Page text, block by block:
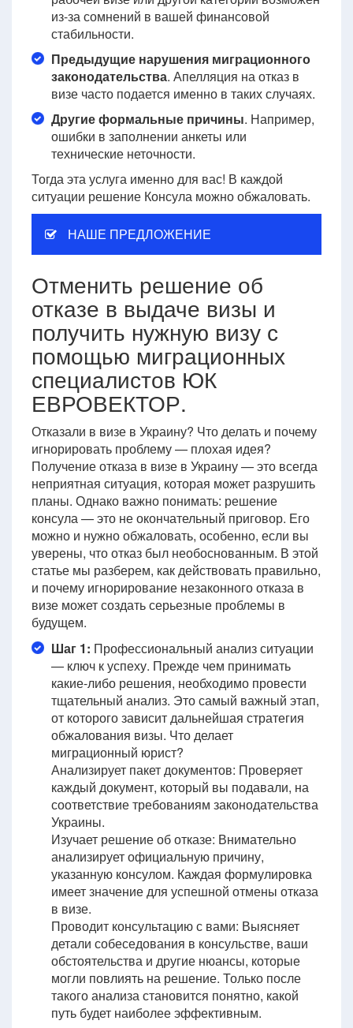
из-за сомнений в вашей финансовой
стабильности.
Предыдущие нарушения миграционного
законодательства. Апелляция на отказ в
визе часто подается именно в таких случаях.
Другие формальные причины. Например,
ошибки в заполнении анкеты или
технические неточности.
Тогда эта услуга именно для вас! В каждой
ситуации решение Консула можно обжаловать.
НАШЕ ПРЕДЛОЖЕНИЕ
Отменить решение об
отказе в выдаче визы и
получить нужную визу с
помощью миграционных
специалистов ЮК
ЕВРОВЕКТОР.
Отказали в визе в Украину? Что делать и почему
игнорировать проблему — плохая идея?
Получение отказа в визе в Украину — это всегда
неприятная ситуация, которая может разрушить
планы. Однако важно понимать: решение
консула — это не окончательный приговор. Его
можно и нужно обжаловать, особенно, если вы
уверены, что отказ был необоснованным. В этой
статье мы разберем, как действовать правильно,
и почему игнорирование незаконного отказа в
визе может создать серьезные проблемы в
будущем.
Шаг 1: Профессиональный анализ ситуации
— ключ к успеху. Прежде чем принимать
какие-либо решения, необходимо провести
тщательный анализ. Это самый важный этап,
от которого зависит дальнейшая стратегия
обжалования визы. Что делает
миграционный юрист?
Анализирует пакет документов: Проверяет
каждый документ, который вы подавали, на
соответствие требованиям законодательства
Украины.
Изучает решение об отказе: Внимательно
анализирует официальную причину,
указанную консулом. Каждая формулировка
имеет значение для успешной отмены отказа
в визе.
Проводит консультацию с вами: Выясняет
детали собеседования в консульстве, ваши
обстоятельства и другие нюансы, которые
могли повлиять на решение. Только после
такого анализа становится понятно, какой
путь будет наиболее эффективным.